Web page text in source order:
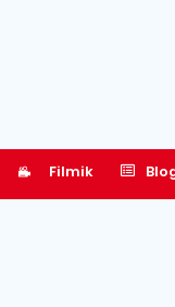
Filmik